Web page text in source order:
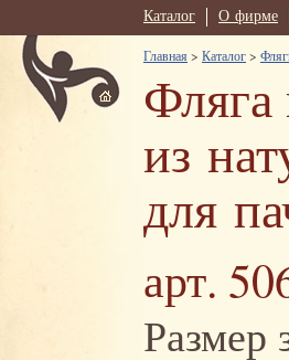
Каталог О фирме
Главная > Каталог>
Фляга
из
для
арт.
Размер